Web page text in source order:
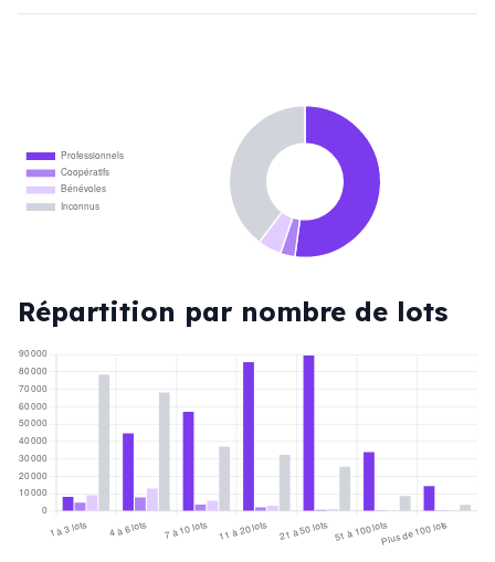
Professionnels
Coopératifs
Bénévoles
Inconnus
Répartition par nombre de lots
1 à 3 lots 4 à 6 lots 7 à 10 lots 11 à 20 lots 21 à 50 lots 51 à 100 lotsPlus de 100 lots
0
10 000
20 000
30 000
40 000
50 000
60 000
70 000
80 000
90 000